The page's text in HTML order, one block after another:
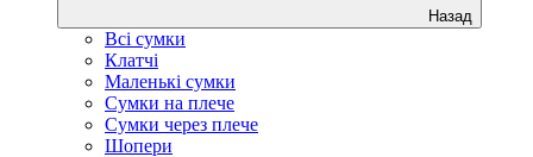
Назад
Всі сумки
Клатчі
Маленькі сумки
Сумки на плече
Сумки через плече
Шопери